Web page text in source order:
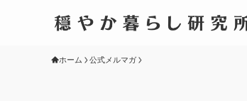
ホーム 公式メルマガ